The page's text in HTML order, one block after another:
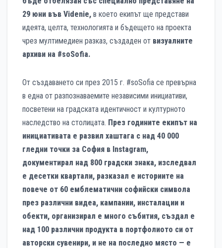
29 юни във Videnie, в което екипът ще представи
идеята, целта, технологията и бъдещето на проекта
чрез мултимедиен разказ, създаден от визуалните
архиви на #soSofia.
От създаването си през 2015 г. #soSofia се превърна
в една от разпознаваемите независими инициативи,
посветени на градската идентичност и културното
наследство на столицата. През годините екипът на
инициативата е развил хаштага с над 40 000
гледни точки за София в Instagram,
документирал над 800 градски знака, изследвал
е десетки квартали, разказал е историите на
повече от 60 емблематични софийски символа
през различни видеа, кампании, инсталации и
обекти, организирал е много събития, създал е
над 100 различни продукта в портфолиото си от
авторски сувенири, и не на последно място — е